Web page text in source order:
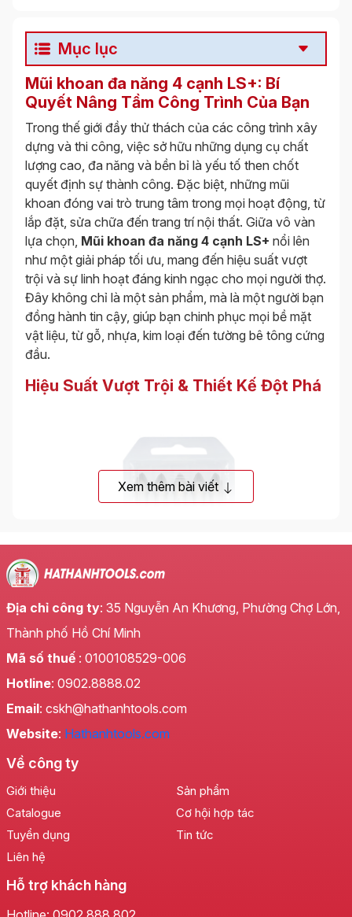
Mục lục
Mũi khoan đa năng 4 cạnh LS+: Bí
Quyết Nâng Tầm Công Trình Của Bạn
Trong thế giới đầy thử thách của các công trình xây
dựng và thi công, việc sở hữu những dụng cụ chất
lượng cao, đa năng và bền bỉ là yếu tố then chốt
quyết định sự thành công. Đặc biệt, những mũi
khoan đóng vai trò trung tâm trong mọi hoạt động, từ
lắp đặt, sửa chữa đến trang trí nội thất. Giữa vô vàn
lựa chọn, Mũi khoan đa năng 4 cạnh LS+ nổi lên
như một giải pháp tối ưu, mang đến hiệu suất vượt
trội và sự linh hoạt đáng kinh ngạc cho mọi người thợ.
Đây không chỉ là một sản phẩm, mà là một người bạn
đồng hành tin cậy, giúp bạn chinh phục mọi bề mặt
vật liệu, từ gỗ, nhựa, kim loại đến tường bê tông cứng
đầu.
Hiệu Suất Vượt Trội & Thiết Kế Đột Phá
Cấu Trúc 4 Cạnh Tiên Phong
Điểm nhấn độc đáo củaMũi khoan đa năng 4 cạnh
LS+chính là thiết kế lưỡi cắt hình 4 cạnh. Cấu trúc
này mang lại khả năng khoan phá mạnh mẽ, giảm
thiểu tối đa lực rung lắc, giúp mũi khoan đi sâu và
chính xác hơn trên nhiều loại vật liệu khác nhau. So
với các loại mũi khoan truyền thống, 4 cạnh giúp tản
nhiệt tốt hơn, kéo dài tuổi thọ của mũi khoan và đảm
Xem thêm bài viết
Địa chỉ công ty: 35 Nguyễn An Khương, Phường Chợ Lớn,
Thành phố Hồ Chí Minh
Mã số thuế : 0100108529-006
Hotline: 0902.8888.02
Email: cskh@hathanhtools.com
Website: Hathanhtools.com
Về công ty
Giới thiệu
Sản phẩm
Catalogue
Cơ hội hợp tác
Tuyển dụng
Tin tức
Liên hệ
Hỗ trợ khách hàng